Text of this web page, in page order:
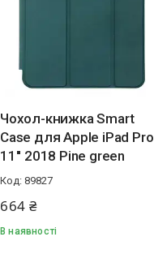
Чохол-книжка Smart
Case для Apple iPad Pro
11'' 2018 Pine green
89827
664 ₴
В наявності